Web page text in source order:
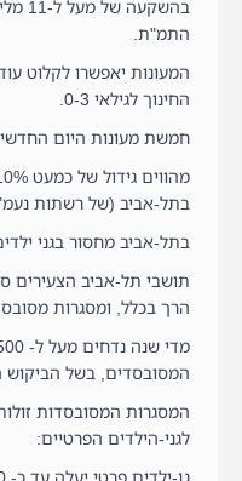
התמ"ת.
החינוך לגילאי 0-3.
חמשת מעונות היום
בתל-אביב (של רשתות
בתל-אביב מחסור בגני
תושבי תל-אביב הצעירים
הרך בכלל, ומסגרות
המסובסדים, בשל הביקוש
המסגרות המסובסדות
לגני-הילדים הפרטיים: